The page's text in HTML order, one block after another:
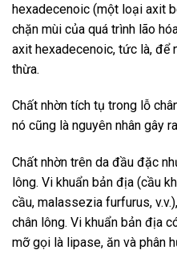
hexadecenoic (một loại axit
chặn mùi của quá trình lão
axit hexadecenoic, tức là, để
thừa.
Chất nhờn tích tụ trong lỗ
nó cũng là nguyên nhân gây
Chất nhờn trên da đầu đặc
lông. Vi khuẩn bản địa (cầu
cầu, malassezia furfurus,
chân lông. Vi khuẩn bản địa
mỡ gọi là lipase, ăn và phân